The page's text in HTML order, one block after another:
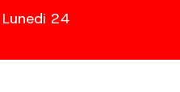
24